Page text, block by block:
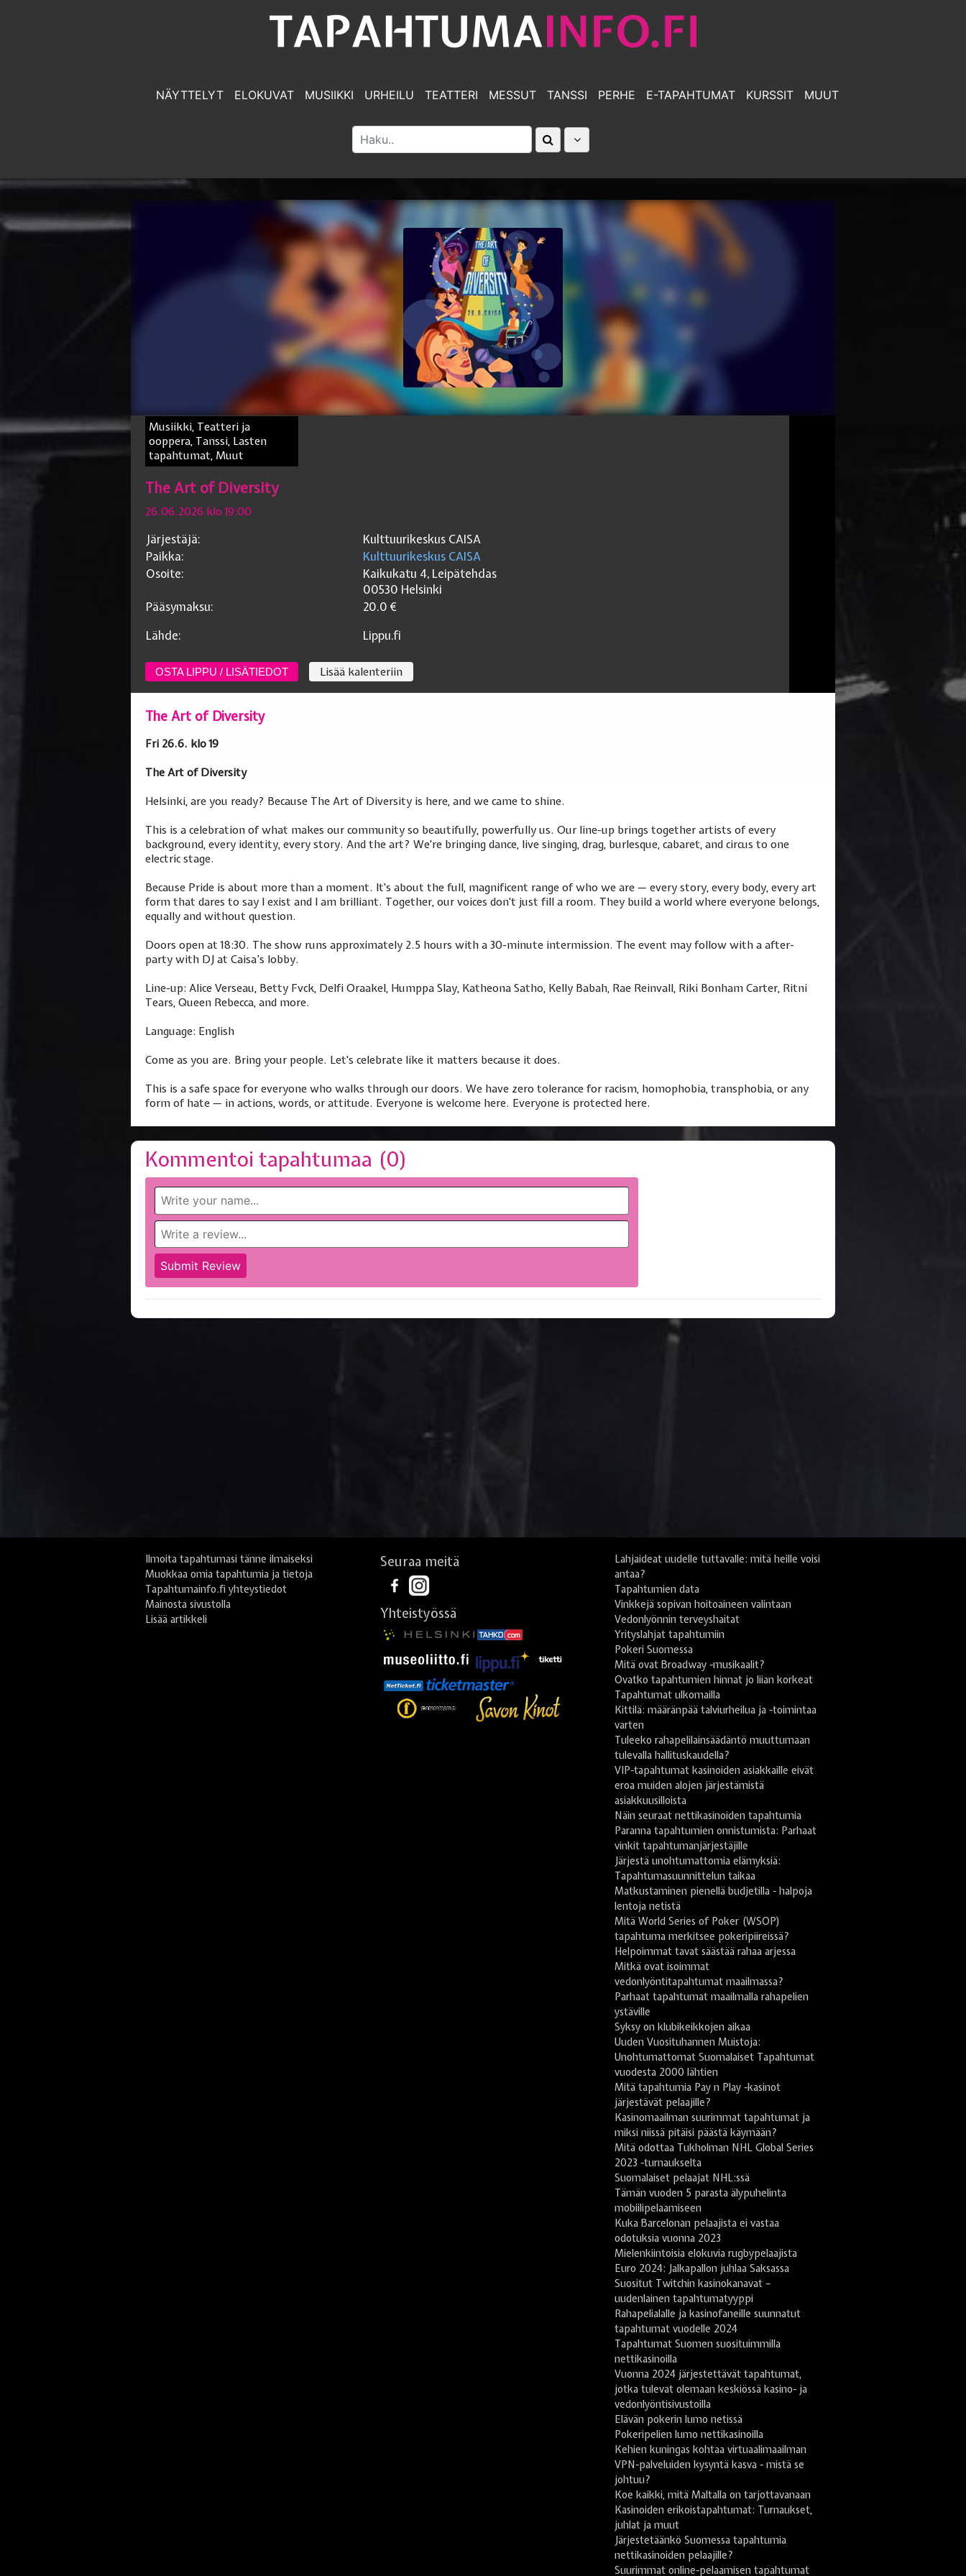
NÄYTTELYT ELOKUVAT MUSIIKKI URHEILU TEATTERI MESSUT TANSSI PERHE E-TAPAHTUMAT KURSSIT MUUT
Musiikki, Teatteri ja
ooppera, Tanssi, Lasten
tapahtumat, Muut
The Art of Diversity
26.06.2026 klo 19:00
Järjestäjä:
Kulttuurikeskus CAISA
Paikka:
Kulttuurikeskus CAISA
Osoite:
Kaikukatu 4, Leipätehdas
00530 Helsinki
Pääsymaksu:
20.0 €
Lähde:
Lippu.fi
OSTA LIPPU / LISÄTIEDOT Lisää kalenteriin
The Art of Diversity
Fri 26.6. klo 19
The Art of Diversity
Helsinki, are you ready? Because The Art of Diversity is here, and we came to shine.
This is a celebration of what makes our community so beautifully, powerfully us. Our line-up brings together artists of every
background, every identity, every story. And the art? We're bringing dance, live singing, drag, burlesque, cabaret, and circus to one
electric stage.
Because Pride is about more than a moment. It's about the full, magnificent range of who we are — every story, every body, every art
form that dares to say I exist and I am brilliant. Together, our voices don't just fill a room. They build a world where everyone belongs,
equally and without question.
Doors open at 18:30. The show runs approximately 2.5 hours with a 30-minute intermission. The event may follow with a after-
party with DJ at Caisa’s lobby.
Line-up: Alice Verseau, Betty Fvck, Delfi Oraakel, Humppa Slay, Katheona Satho, Kelly Babah, Rae Reinvall, Riki Bonham Carter, Ritni
Tears, Queen Rebecca, and more.
Language: English
Come as you are. Bring your people. Let's celebrate like it matters because it does.
This is a safe space for everyone who walks through our doors. We have zero tolerance for racism, homophobia, transphobia, or any
form of hate — in actions, words, or attitude. Everyone is welcome here. Everyone is protected here.
Kommentoi tapahtumaa (0)
Ilmoita tapahtumasi tänne ilmaiseksi
Muokkaa omia tapahtumia ja tietoja
Tapahtumainfo.fi yhteystiedot
Mainosta sivustolla
Lisää artikkeli
Seuraa meitä
Yhteistyössä
Lahjaideat uudelle tuttavalle: mitä heille voisi
antaa?
Tapahtumien data
Vinkkejä sopivan hoitoaineen valintaan
Vedonlyönnin terveyshaitat
Yrityslahjat tapahtumiin
Pokeri Suomessa
Mitä ovat Broadway -musikaalit?
Ovatko tapahtumien hinnat jo liian korkeat
Tapahtumat ulkomailla
Kittilä: määränpää talviurheilua ja -toimintaa
varten
Tuleeko rahapelilainsäädäntö muuttumaan
tulevalla hallituskaudella?
VIP-tapahtumat kasinoiden asiakkaille eivät
eroa muiden alojen järjestämistä
asiakkuusilloista
Näin seuraat nettikasinoiden tapahtumia
Paranna tapahtumien onnistumista: Parhaat
vinkit tapahtumanjärjestäjille
Järjestä unohtumattomia elämyksiä:
Tapahtumasuunnittelun taikaa
Matkustaminen pienellä budjetilla - halpoja
lentoja netistä
Mitä World Series of Poker (WSOP)
tapahtuma merkitsee pokeripiireissä?
Helpoimmat tavat säästää rahaa arjessa
Mitkä ovat isoimmat
vedonlyöntitapahtumat maailmassa?
Parhaat tapahtumat maailmalla rahapelien
ystäville
Syksy on klubikeikkojen aikaa
Uuden Vuosituhannen Muistoja:
Unohtumattomat Suomalaiset Tapahtumat
vuodesta 2000 lähtien
Mitä tapahtumia Pay n Play -kasinot
järjestävät pelaajille?
Kasinomaailman suurimmat tapahtumat ja
miksi niissä pitäisi päästä käymään?
Mitä odottaa Tukholman NHL Global Series
2023 -turnaukselta
Suomalaiset pelaajat NHL:ssä
Tämän vuoden 5 parasta älypuhelinta
mobiilipelaamiseen
Kuka Barcelonan pelaajista ei vastaa
odotuksia vuonna 2023
Mielenkiintoisia elokuvia rugbypelaajista
Euro 2024: Jalkapallon juhlaa Saksassa
Suositut Twitchin kasinokanavat –
uudenlainen tapahtumatyyppi
Rahapelialalle ja kasinofaneille suunnatut
tapahtumat vuodelle 2024
Tapahtumat Suomen suosituimmilla
nettikasinoilla
Vuonna 2024 järjestettävät tapahtumat,
jotka tulevat olemaan keskiössä kasino- ja
vedonlyöntisivustoilla
Elävän pokerin lumo netissä
Pokeripelien lumo nettikasinoilla
Kehien kuningas kohtaa virtuaalimaailman
VPN-palveluiden kysyntä kasva - mistä se
johtuu?
Koe kaikki, mitä Maltalla on tarjottavanaan
Kasinoiden erikoistapahtumat: Turnaukset,
juhlat ja muut
Järjestetäänkö Suomessa tapahtumia
nettikasinoiden pelaajille?
Suurimmat online-pelaamisen tapahtumat